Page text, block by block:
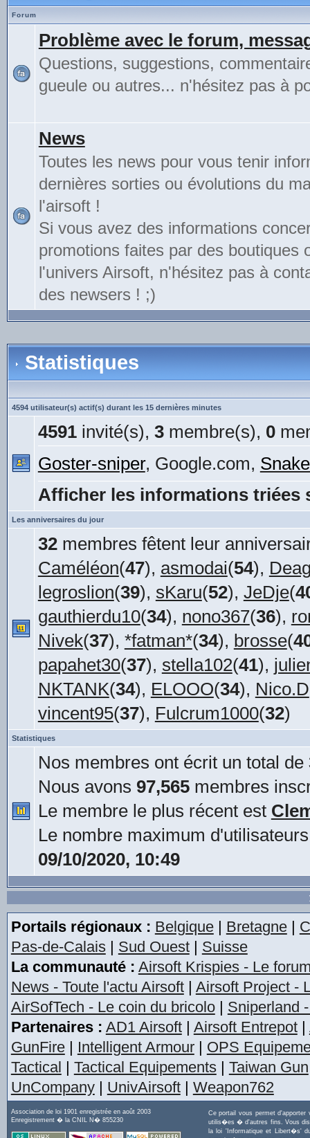
Forum
Problème avec le forum,
Questions, suggestions,
gueule ou autres... n'hésitez pas à
News
Toutes les news pour vous tenir
dernières sorties ou évolutions du
l'airsoft !
Si vous avez des informations
promotions faites par des boutiques
l'univers Airsoft, n'hésitez pas à
des newsers ! ;)
Statistiques
4594 utilisateur(s) actif(s) durant les 15 dernières minutes
4591invité(s), 3membre(s), 0
Goster-sniper, Google.com,
Afficher les informations triées
Les anniversaires du jour
32membres fêtent leur
Caméléon(47), asmodai(54),
legroslion(39), sKaru(52), JeDje(
gauthierdu10(34), nono367(36),
Nivek(37), *fatman*(34), brosse(
papahet30(37), stella102(41),
NKTANK(34), ELOOO(34), Nico.D
vincent95(37), Fulcrum1000(32)
Statistiques
Nos membres ont écrit un total de
Nous avons 97,565membres
Le membre le plus récent est
Le nombre maximum
09/10/2020, 10:49
Portails régionaux : Belgique| Bretagne|
Pas-de-Calais| Sud Ouest| Suisse
La communauté : Airsoft Krispies - Le
News - Toute l'actu Airsoft| Airsoft Project -
AirSofTech - Le coin du bricolo| Sniperland
Partenaires : AD1 Airsoft| Airsoft Entrepot|
GunFire| Intelligent Armour| OPS
Tactical | Tactical Equipements| Taiwan Gun
UnCompany| UnivAirsoft| Weapon762
Association de loi 1901 enregistrée en août 2003
Enregistrement � la CNIL N� 855230
Ce portail vous permet
utilis�es � d'autres fins. Vous
la loi 'Informatique et Libert�s'